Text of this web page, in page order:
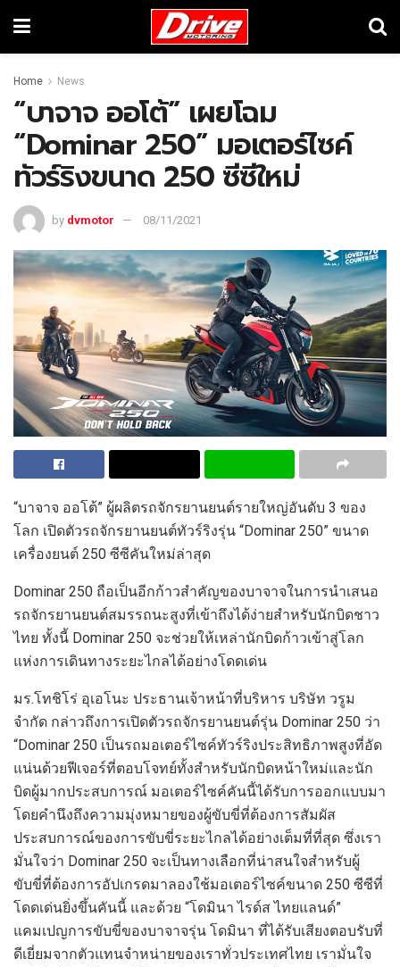
Home News
“บาจาจ ออโต้” เผยโฉม
“Dominar 250” มอเตอร์ไซค์
ทัวร์ริงขนาด 250 ซีซีใหม่
by dvmotor 08/11/2021
“บาจาจ ออโต้” ผู้ผลิตรถจักรยานยนต์รายใหญ่อันดับ 3 ของ
โลก เปิดตัวรถจักรยานยนต์ทัวร์ริงรุ่น “Dominar 250” ขนาด
เครื่องยนต์ 250 ซีซีคันใหม่ล่าสุด
Dominar 250 ถือเป็นอีกก้าวสำคัญของบาจาจในการนำเสนอ
รถจักรยานยนต์สมรรถนะสูงที่เข้าถึงได้ง่ายสำหรับนักบิดชาว
ไทย ทั้งนี้ Dominar 250 จะช่วยให้เหล่านักบิดก้าวเข้าสู่โลก
แห่งการเดินทางระยะไกลได้อย่างโดดเด่น
มร.โทชิโร่ อุเอโนะ ประธานเจ้าหน้าที่บริหาร บริษัท วรูม
จำกัด กล่าวถึงการเปิดตัวรถจักรยานยนต์รุ่น Dominar 250 ว่า
“Dominar 250 เป็นรถมอเตอร์ไซค์ทัวร์ริงประสิทธิภาพสูงที่อัด
แน่นด้วยฟีเจอร์ที่ตอบโจทย์ทั้งสำหรับนักบิดหน้าใหม่และนัก
บิดผู้มากประสบการณ์ มอเตอร์ไซค์คันนี้ได้รับการออกแบบมา
โดยคำนึงถึงความมุ่งหมายของผู้ขับขี่ที่ต้องการสัมผัส
ประสบการณ์ของการขับขี่ระยะไกลได้อย่างเต็มที่ที่สุด ซึ่งเรา
มั่นใจว่า Dominar 250 จะเป็นทางเลือกที่น่าสนใจสำหรับผู้
ขับขี่ที่ต้องการอัปเกรดมาลองใช้มอเตอร์ไซค์ขนาด 250 ซีซีที่
โดดเด่นยิ่งขึ้นคันนี้ และด้วย “โดมินา ไรด์สไทยแลนด์”
แคมเปญการขับขี่ของบาจาจรุ่น โดมินา ที่ได้รับเสียงตอบรับที่
ดีเยี่ยมจากตัวแทนจำหน่ายของเราทั่วประเทศไทย เรามั่นใจ